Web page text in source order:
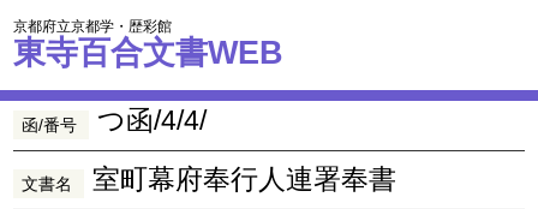
京都府立京都学・歴彩館
東寺百合文書WEB
函/番号 つ函/4/4/
文書名 室町幕府奉行人連署奉書